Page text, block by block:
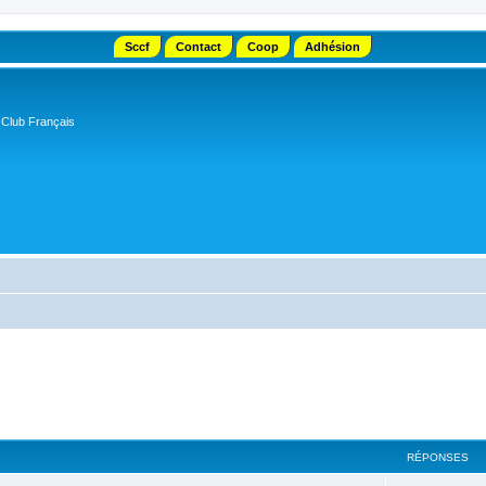
Sccf Contact Coop Adhésion
Français
RÉPONSES